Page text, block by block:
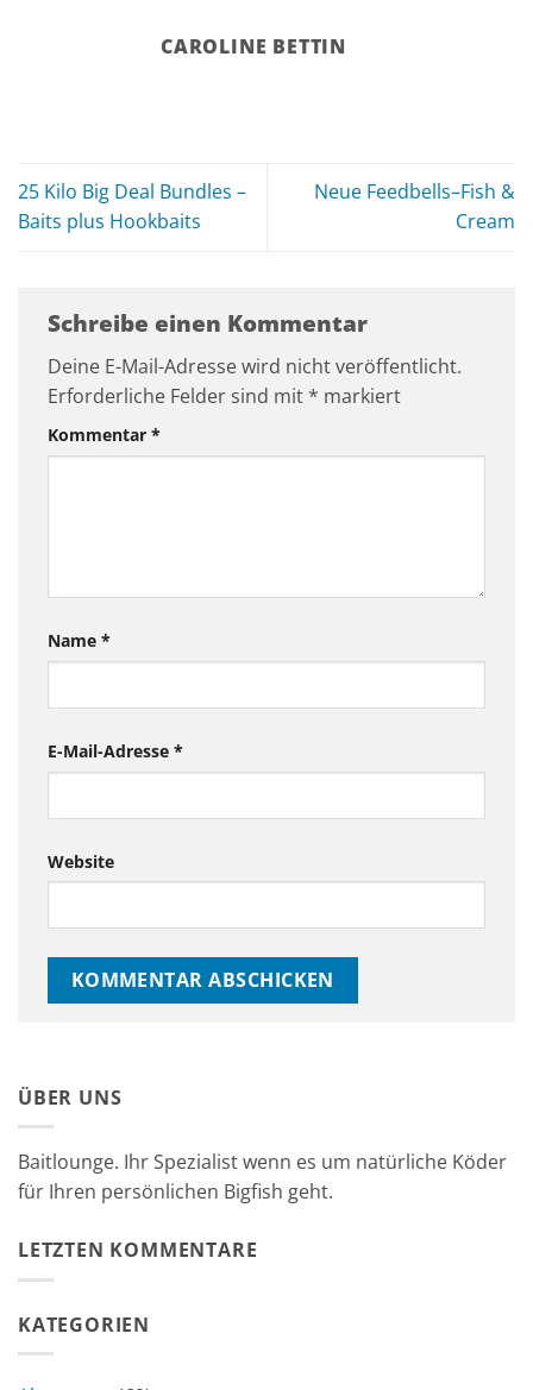
CAROLINE BETTIN
25 Kilo Big Deal Bundles –
Baits plus Hookbaits
Neue Feedbells–Fish &
Cream
Schreibe einen Kommentar
Deine E-Mail-Adresse wird nicht veröffentlicht.
Erforderliche Felder sind mit * markiert
Kommentar *
Name *
E-Mail-Adresse *
Website
ÜBER UNS
Baitlounge. Ihr Spezialist wenn es um natürliche Köder
für Ihren persönlichen Bigfish geht.
LETZTEN KOMMENTARE
KATEGORIEN